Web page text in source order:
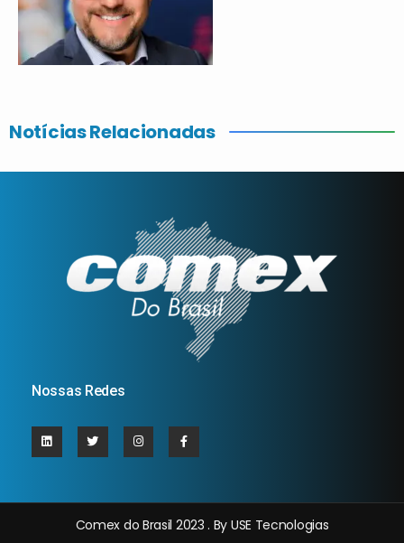
Notícias Relacionadas
Nossas Redes
Comex do Brasil 2023 . By USE Tecnologias